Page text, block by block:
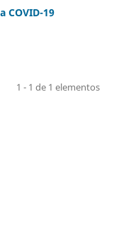
COVID-19
1 - 1 de 1 elementos